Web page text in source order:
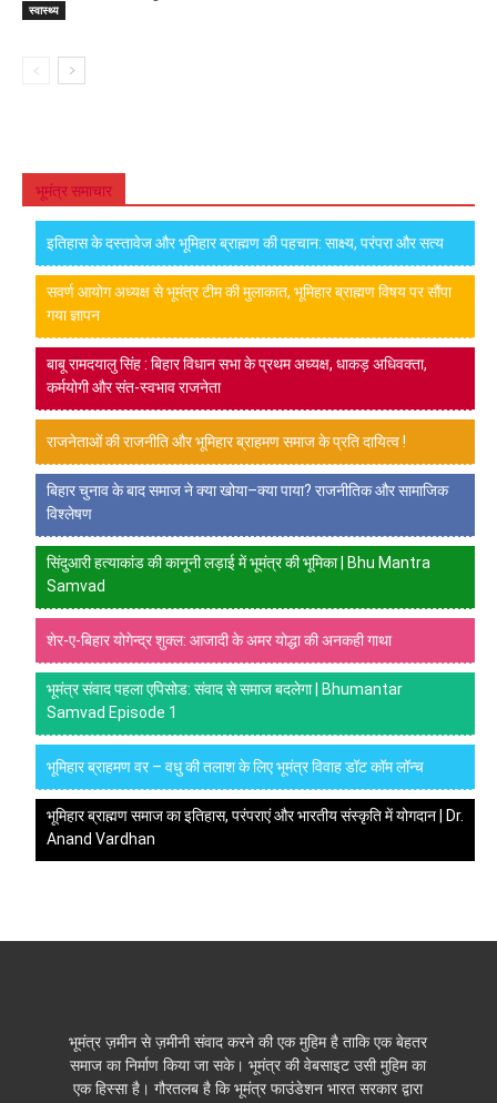
स्वास्थ्य
भूमंत्र समाचार
इतिहास के दस्तावेज और भूमिहार ब्राह्मण की पहचान: साक्ष्य, परंपरा और सत्य
सवर्ण आयोग अध्यक्ष से भूमंत्र टीम की मुलाकात, भूमिहार ब्राह्मण विषय पर सौंपा
गया ज्ञापन
बाबू रामदयालु सिंह : बिहार विधान सभा के प्रथम अध्यक्ष, धाकड़ अधिवक्ता,
कर्मयोगी और संत-स्वभाव राजनेता
राजनेताओं की राजनीति और भूमिहार ब्राहमण समाज के प्रति दायित्व !
बिहार चुनाव के बाद समाज ने क्या खोया–क्या पाया? राजनीतिक और सामाजिक
विश्लेषण
सिंदुआरी हत्याकांड की कानूनी लड़ाई में भूमंत्र की भूमिका | Bhu Mantra
Samvad
शेर-ए-बिहार योगेन्द्र शुक्ल: आजादी के अमर योद्धा की अनकही गाथा
भूमंत्र संवाद पहला एपिसोड: संवाद से समाज बदलेगा | Bhumantar
Samvad Episode 1
भूमिहार ब्राहमण वर – वधु की तलाश के लिए भूमंत्र विवाह डॉट कॉम लॉन्च
भूमिहार ब्राह्मण समाज का इतिहास, परंपराएं और भारतीय संस्कृति में योगदान | Dr.
Anand Vardhan
भूमंत्र ज़मीन से ज़मीनी संवाद करने की एक मुहिम है ताकि एक बेहतर
समाज का निर्माण किया जा सके। भूमंत्र की वेबसाइट उसी मुहिम का
एक हिस्सा है। गौरतलब है कि भूमंत्र फाउंडेशन भारत सरकार द्वारा